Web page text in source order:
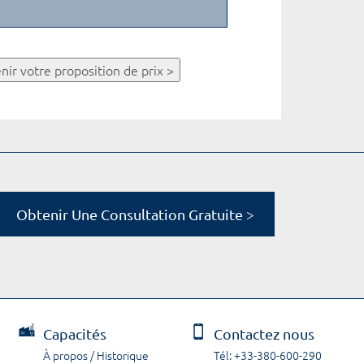
votre proposition de prix >
Obtenir Une Consultation Gratuite >
Capacités
À propos / Historique
Contactez nous
Tél: +33-380-600-290